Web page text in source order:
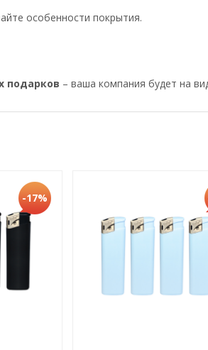
особенности покрытия.
подарков – ваша компания будет на
-17%